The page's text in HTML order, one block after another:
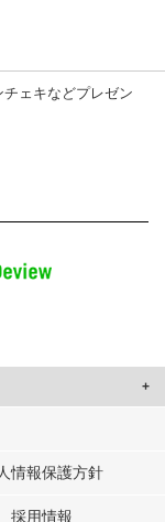
ェキなどプレゼン
たコンテンツや広告の
しています。
情報保護方針
採用情報